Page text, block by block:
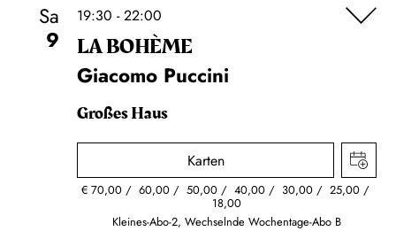
Sa
9
19:30 - 22:00
LA BOHÈME
Giacomo Puccini
Großes Haus
Karten
€ 70,00 60,00 50,00 40,00 30,00 25,00
18,00
Kleines-Abo-2, Wechselnde Wochentage-Abo B